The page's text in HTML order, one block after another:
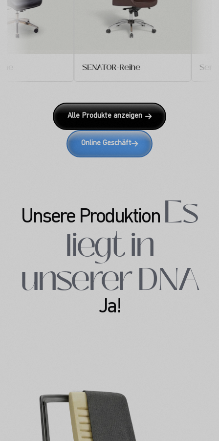
Reihe SENATOR-Reihe
Alle Produkte anzeigen
Online Geschäft
Unsere Produktion Es
liegt in
unserer DNA
Ja!